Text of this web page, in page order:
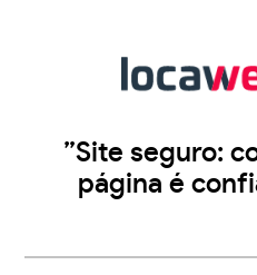
”Site seguro:
página é